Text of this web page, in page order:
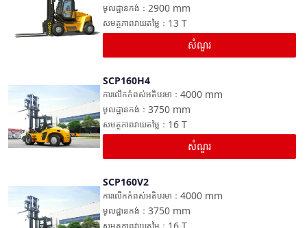
2900 mm
មូលដ្ឋានកង់ ：
13 T
សមត្ថភាពវាយតម្លៃ ：
សំណួរ
ប្រៀបធៀប
SCP160H4
4000 mm
ការលើកកំពស់អតិបរមា ：
3750 mm
មូលដ្ឋានកង់ ：
16 T
សមត្ថភាពវាយតម្លៃ ：
សំណួរ
ប្រៀបធៀប
SCP160V2
4000 mm
ការលើកកំពស់អតិបរមា ：
3750 mm
មូលដ្ឋានកង់ ：
សមត្ថភាពវាយតម្លៃ ：